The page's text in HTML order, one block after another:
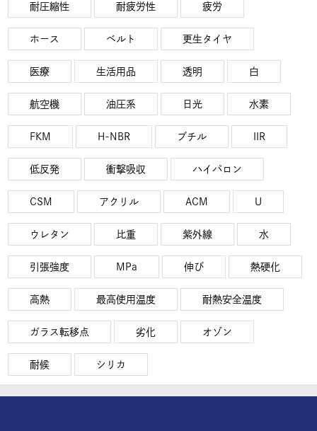
耐圧縮性 耐疲労性 疲労
ホース ベルト 更生タイヤ
医療 生活用品 透明 白
航空機 油圧系 日光 水素
FKM H-NBR ブチル IIR
低反発 衝撃吸収 ハイパロン
CSM アクリル ACM U
ウレタン 比重 紫外線 水
引張強度 MPa 伸び 熱硬化
高熱 最高使用温度 耐熱安全温度
ガラス転移点 劣化 オゾン
耐候 シリカ